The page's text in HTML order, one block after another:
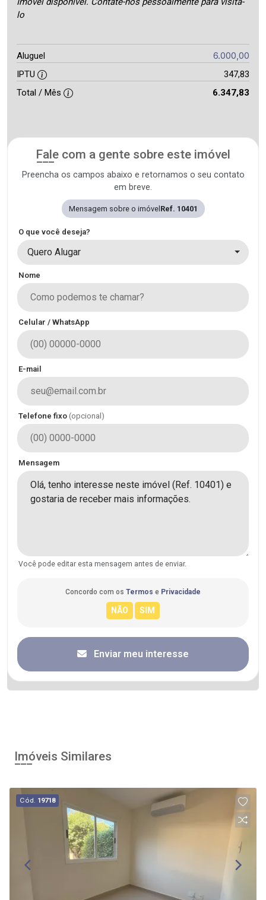
lo
Aluguel 6.000,00
IPTU
347,83
Total / Mês
6.347,83
Fale com a gente sobre este imóvel
Preencha os campos abaixo e retornamos o seu contato
em breve.
Mensagem sobre o imóvel Ref. 10401
O que você deseja?
Quero Alugar
Nome
Celular / WhatsApp
E-mail
Telefone fixo (opcional)
Mensagem
Você pode editar esta mensagem antes de enviar.
Concordo com os Termos e Privacidade
Enviar meu interesse
Imóveis Similares
Cód. 19718